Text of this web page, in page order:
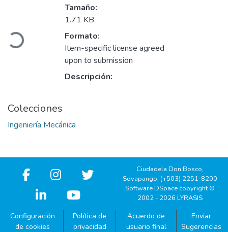
Cargando...
Tamaño:
1.71 KB
Formato:
Item-specific license agreed
upon to submission
Descripción:
Colecciones
Ingeniería Mecánica
Ciudadela Don Bosco,
Soyapango, (+503) 2251-8200
Software DSpace copyright ©
2002 - 2026 LYRASIS
Configuración
de cookies
Política de
privacidad
Acuerdo de
usuario final
Enviar
Sugerencias